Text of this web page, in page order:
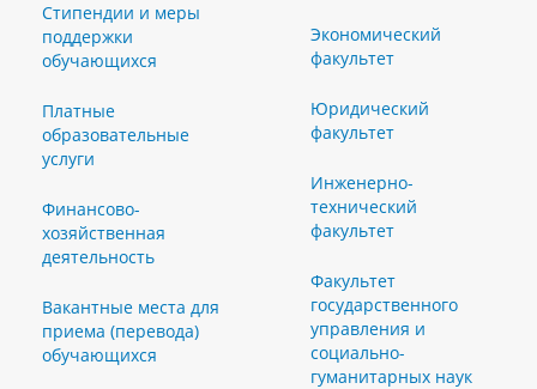
Стипендии и меры
поддержки
обучающихся
Платные
образовательные
услуги
Финансово-
хозяйственная
деятельность
Вакантные места для
приема (перевода)
обучающихся
Экономический
факультет
Юридический
факультет
Инженерно-
технический
факультет
Факультет
государственного
управления и
социально-
гуманитарных наук